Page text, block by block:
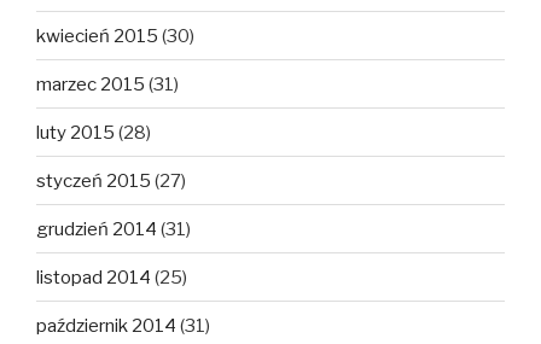
kwiecień 2015 (30)
marzec 2015 (31)
luty 2015 (28)
styczeń 2015 (27)
grudzień 2014 (31)
listopad 2014 (25)
październik 2014 (31)